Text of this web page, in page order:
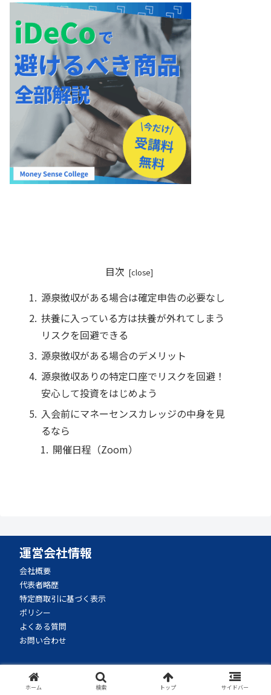
目次
源泉徴収がある場合は確定申告の必要なし
扶養に入っている方は扶養が外れてしまう
リスクを回避できる
源泉徴収がある場合のデメリット
源泉徴収ありの特定口座でリスクを回避！
安心して投資をはじめよう
入会前にマネーセンスカレッジの中身を見
るなら
開催日程（Zoom）
運営会社情報
会社概要
代表者略歴
特定商取引に基づく表示
ポリシー
よくある質問
お問い合わせ
学ぶ
ホーム 検索 トップ サイドバー